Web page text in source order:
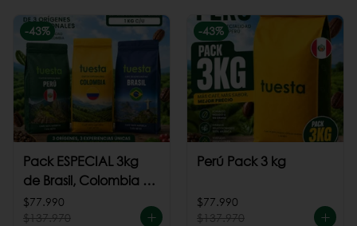
-43%
Pack ESPECIAL 3kg
de Brasil, Colombia +
Perú
$77.990
$137.970
-43%
Perú Pack 3 kg
$77.990
$137.970